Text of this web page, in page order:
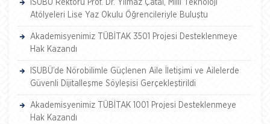
ISUBÜ Rektörü Prof. Dr. Yılmaz Çatal, Milli Teknoloji
Atölyeleri Lise Yaz Okulu Öğrencileriyle Buluştu
Akademisyenimiz TÜBİTAK 3501 Projesi Desteklenmeye
Hak Kazandı
ISUBÜ’de Nörobilimle Güçlenen Aile İletişimi ve Ailelerde
Güvenli Dijitalleşme Söyleşisi Gerçekleştirildi
Akademisyenimiz TÜBİTAK 1001 Projesi Desteklenmeye
Hak Kazandı